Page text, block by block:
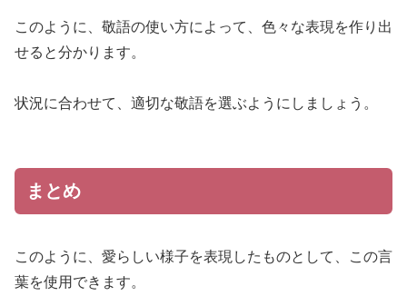
このように、敬語の使い方によって、色々な表現を作り出
せると分かります。
状況に合わせて、適切な敬語を選ぶようにしましょう。
まとめ
このように、愛らしい様子を表現したものとして、この言
葉を使用できます。